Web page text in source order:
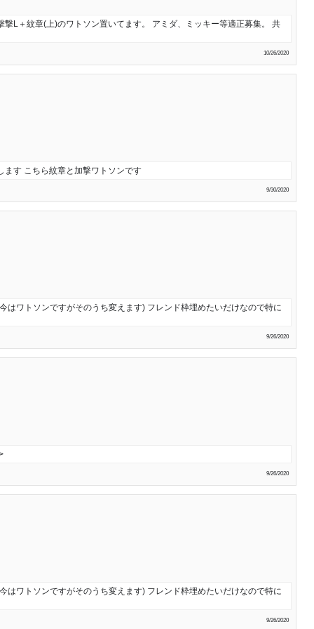
L＋紋章(上)のワトソン置いてます。 アミダ、ミッキー等適正募集。 共
10/26/2020
す こちら紋章と加撃ワトソンです
9/30/2020
はワトソンですがそのうち変えます) フレンド枠埋めたいだけなので特に
9/26/2020
9/26/2020
はワトソンですがそのうち変えます) フレンド枠埋めたいだけなので特に
9/26/2020